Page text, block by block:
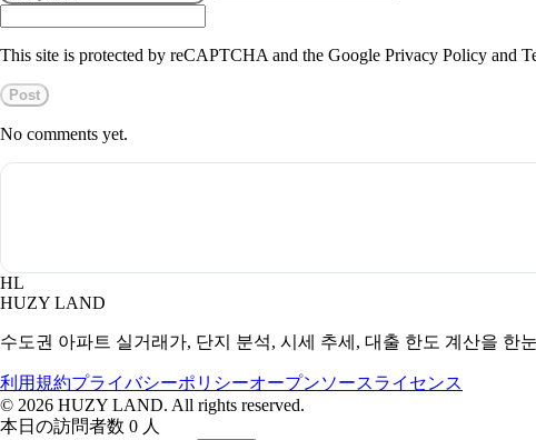
This site is protected by reCAPTCHA and the Google Privacy Policy and
Post
No comments yet.
HL
HUZY LAND
수도권 아파트 실거래가, 단지 분석, 시세 추세, 대출 한도 계산을 한
利用規約プライバシーポリシーオープンソースライセンス
© 2026 HUZY LAND. All rights reserved.
本日の訪問者数 0 人